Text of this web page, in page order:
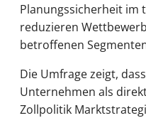
Planungssicherheit im
reduzieren
betroffenen
Die Umfrage zeigt,
Unternehmen als
Zollpolitik